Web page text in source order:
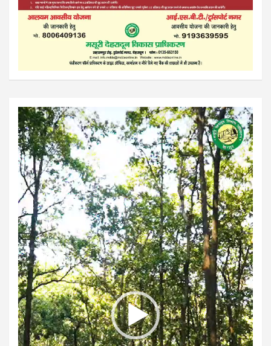
Video
Player